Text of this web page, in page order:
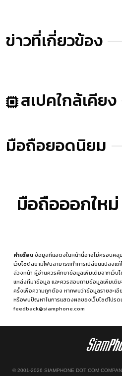
ข่าวที่เกี่ยวข้อง
สเปคใกล้เคียง
มือถือยอดนิยม
มือถือออกใหม่
คำเตือนข้อมูลที่แสดงในหน้านี้อาจไม่ครอบคลุ
เว็บไซต์สยามโฟนสามารถทำการเปลี่ยนแปลงแ
ล่วงหน้า ผู้อ่านควรศึกษาข้อมูลเพิ่มเติมจากเว็บ
แหล่งที่มาข้อมูล และควรสอบถามข้อมูลเพิ่มเ
ครั้งเพื่อความถูกต้อง หากพบว่าข้อมูลรายละเ
หรือพบปัญหาในการแสดงผลของเว็บไซต์โปรด
feedback@siamphone.com
© 2001-2026 SIAMPHONE DOT COM